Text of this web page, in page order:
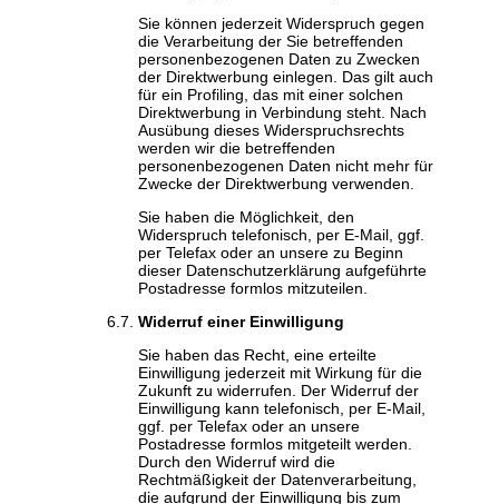
Sie können jederzeit Widerspruch gegen
die Verarbeitung der Sie betreffenden
personenbezogenen Daten zu Zwecken
der Direktwerbung einlegen. Das gilt auch
für ein Profiling, das mit einer solchen
Direktwerbung in Verbindung steht. Nach
Ausübung dieses Widerspruchsrechts
werden wir die betreffenden
personenbezogenen Daten nicht mehr für
Zwecke der Direktwerbung verwenden.
Sie haben die Möglichkeit, den
Widerspruch telefonisch, per E-Mail, ggf.
per Telefax oder an unsere zu Beginn
dieser Datenschutzerklärung aufgeführte
Postadresse formlos mitzuteilen.
Widerruf einer Einwilligung
Sie haben das Recht, eine erteilte
Einwilligung jederzeit mit Wirkung für die
Zukunft zu widerrufen. Der Widerruf der
Einwilligung kann telefonisch, per E-Mail,
ggf. per Telefax oder an unsere
Postadresse formlos mitgeteilt werden.
Durch den Widerruf wird die
Rechtmäßigkeit der Datenverarbeitung,
die aufgrund der Einwilligung bis zum